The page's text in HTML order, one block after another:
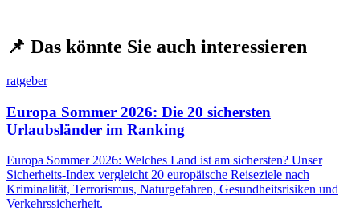
📌 Das könnte Sie auch interessieren
ratgeber
Europa Sommer 2026: Die 20 sichersten
Urlaubsländer im Ranking
Europa Sommer 2026: Welches Land ist am sichersten? Unser
Sicherheits-Index vergleicht 20 europäische Reiseziele nach
Kriminalität, Terrorismus, Naturgefahren, Gesundheitsrisiken und
Verkehrssicherheit.